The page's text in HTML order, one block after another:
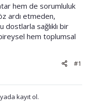
hem de sorumluluk
ardı etmeden,
dostlarla sağlıklı bir
hem toplumsal
#1
kayıt ol.